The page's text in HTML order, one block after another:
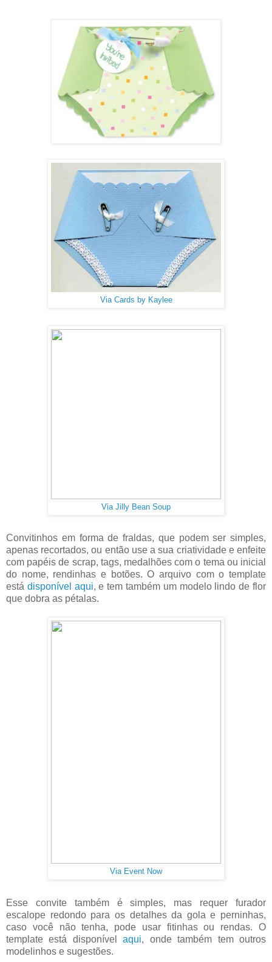
Via Cards by Kaylee
Via Jilly Bean Soup
Convitinhos em forma de fraldas, que podem ser simples,
apenas recortados, ou então use a sua criatividade e enfeite
com papéis de scrap, tags, medalhões com o tema ou inicial
do nome, rendinhas e botões. O arquivo com o template
está disponível aqui, e tem também um modelo lindo de flor
que dobra as pétalas.
Via Event Now
Esse convite também é simples, mas requer furador
escalope redondo para os detalhes da gola e perninhas,
caso você não tenha, pode usar fitinhas ou rendas. O
template está disponívelaqui, onde também tem outros
modelinhos e sugestões.